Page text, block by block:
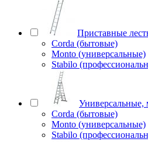
Приставные
Corda (бытовые)
Monto (универсальные)
Stabilo
Универсальные,
Corda (бытовые)
Monto (универсальные)
Stabilo